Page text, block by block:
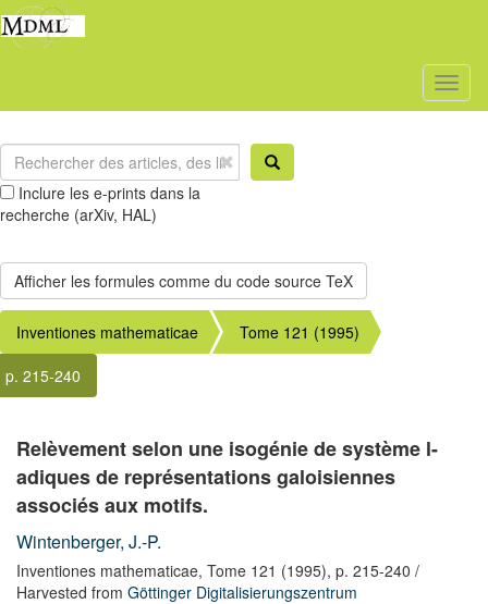
Inclure les e-prints dans la
recherche (arXiv, HAL)
Inventiones mathematicae
Tome 121 (1995)
p. 215-240
Relèvement selon une isogénie de système l-
adiques de représentations galoisiennes
associés aux motifs.
Wintenberger, J.-P.
Inventiones mathematicae, Tome 121 (1995), p. 215-240 /
Harvested from Göttinger Digitalisierungszentrum